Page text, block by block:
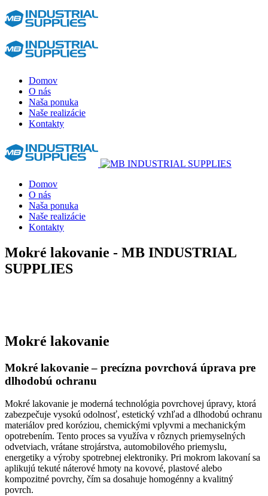
Domov
O nás
Naša ponuka
Naše realizácie
Kontakty
Domov
O nás
Naša ponuka
Naše realizácie
Kontakty
Mokré lakovanie - MB INDUSTRIAL
SUPPLIES
Mokré lakovanie
Mokré lakovanie – precízna povrchová úprava pre
dlhodobú ochranu
Mokré lakovanie je moderná technológia povrchovej úpravy, ktorá
zabezpečuje vysokú odolnosť, estetický vzhľad a dlhodobú ochranu
materiálov pred koróziou, chemickými vplyvmi a mechanickým
opotrebením. Tento proces sa využíva v rôznych priemyselných
odvetviach, vrátane strojárstva, automobilového priemyslu,
energetiky a výroby spotrebnej elektroniky. Pri mokrom lakovaní sa
aplikujú tekuté náterové hmoty na kovové, plastové alebo
kompozitné povrchy, čím sa dosahuje homogénny a kvalitný
povrch.